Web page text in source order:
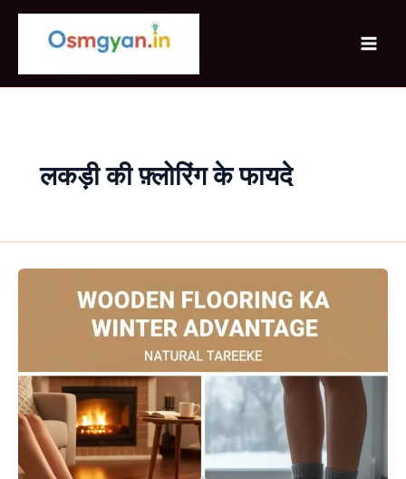
Skip
लकड़ी की फ़्लोरिंग के फायदे
Flooring